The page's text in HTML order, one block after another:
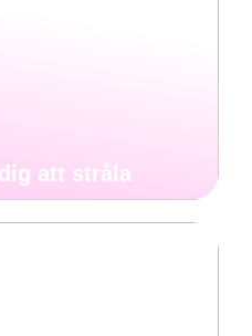
att stråla